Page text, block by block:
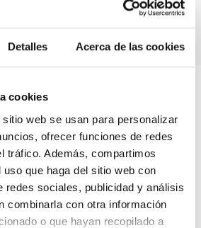
Detalles Acerca de las cookies
cookies
web se usan para personalizar
ofrecer funciones de redes
tráfico. Además, compartimos
que haga del sitio web con
redes sociales, publicidad y análisis
combinarla con otra información
o que hayan recopilado a
que conforman el Grupo Local.